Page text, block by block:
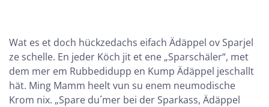
Wat es et doch hückzedachs eifach Ädäppel ov Sparjel
ze schelle. En jeder Köch jit et ene „Sparschäler“, met
dem mer em Rubbedidupp en Kump Ädäppel jeschallt
hät. Ming Mamm heelt vun su enem neumodische
Krom nix. „Spare du´mer bei der Sparkass, Ädäppel